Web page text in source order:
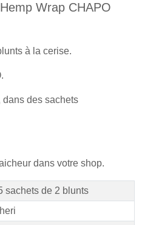
Wrap CHAPO
à la cerise.
dans des sachets
dans votre shop.
sachets de 2 blunts